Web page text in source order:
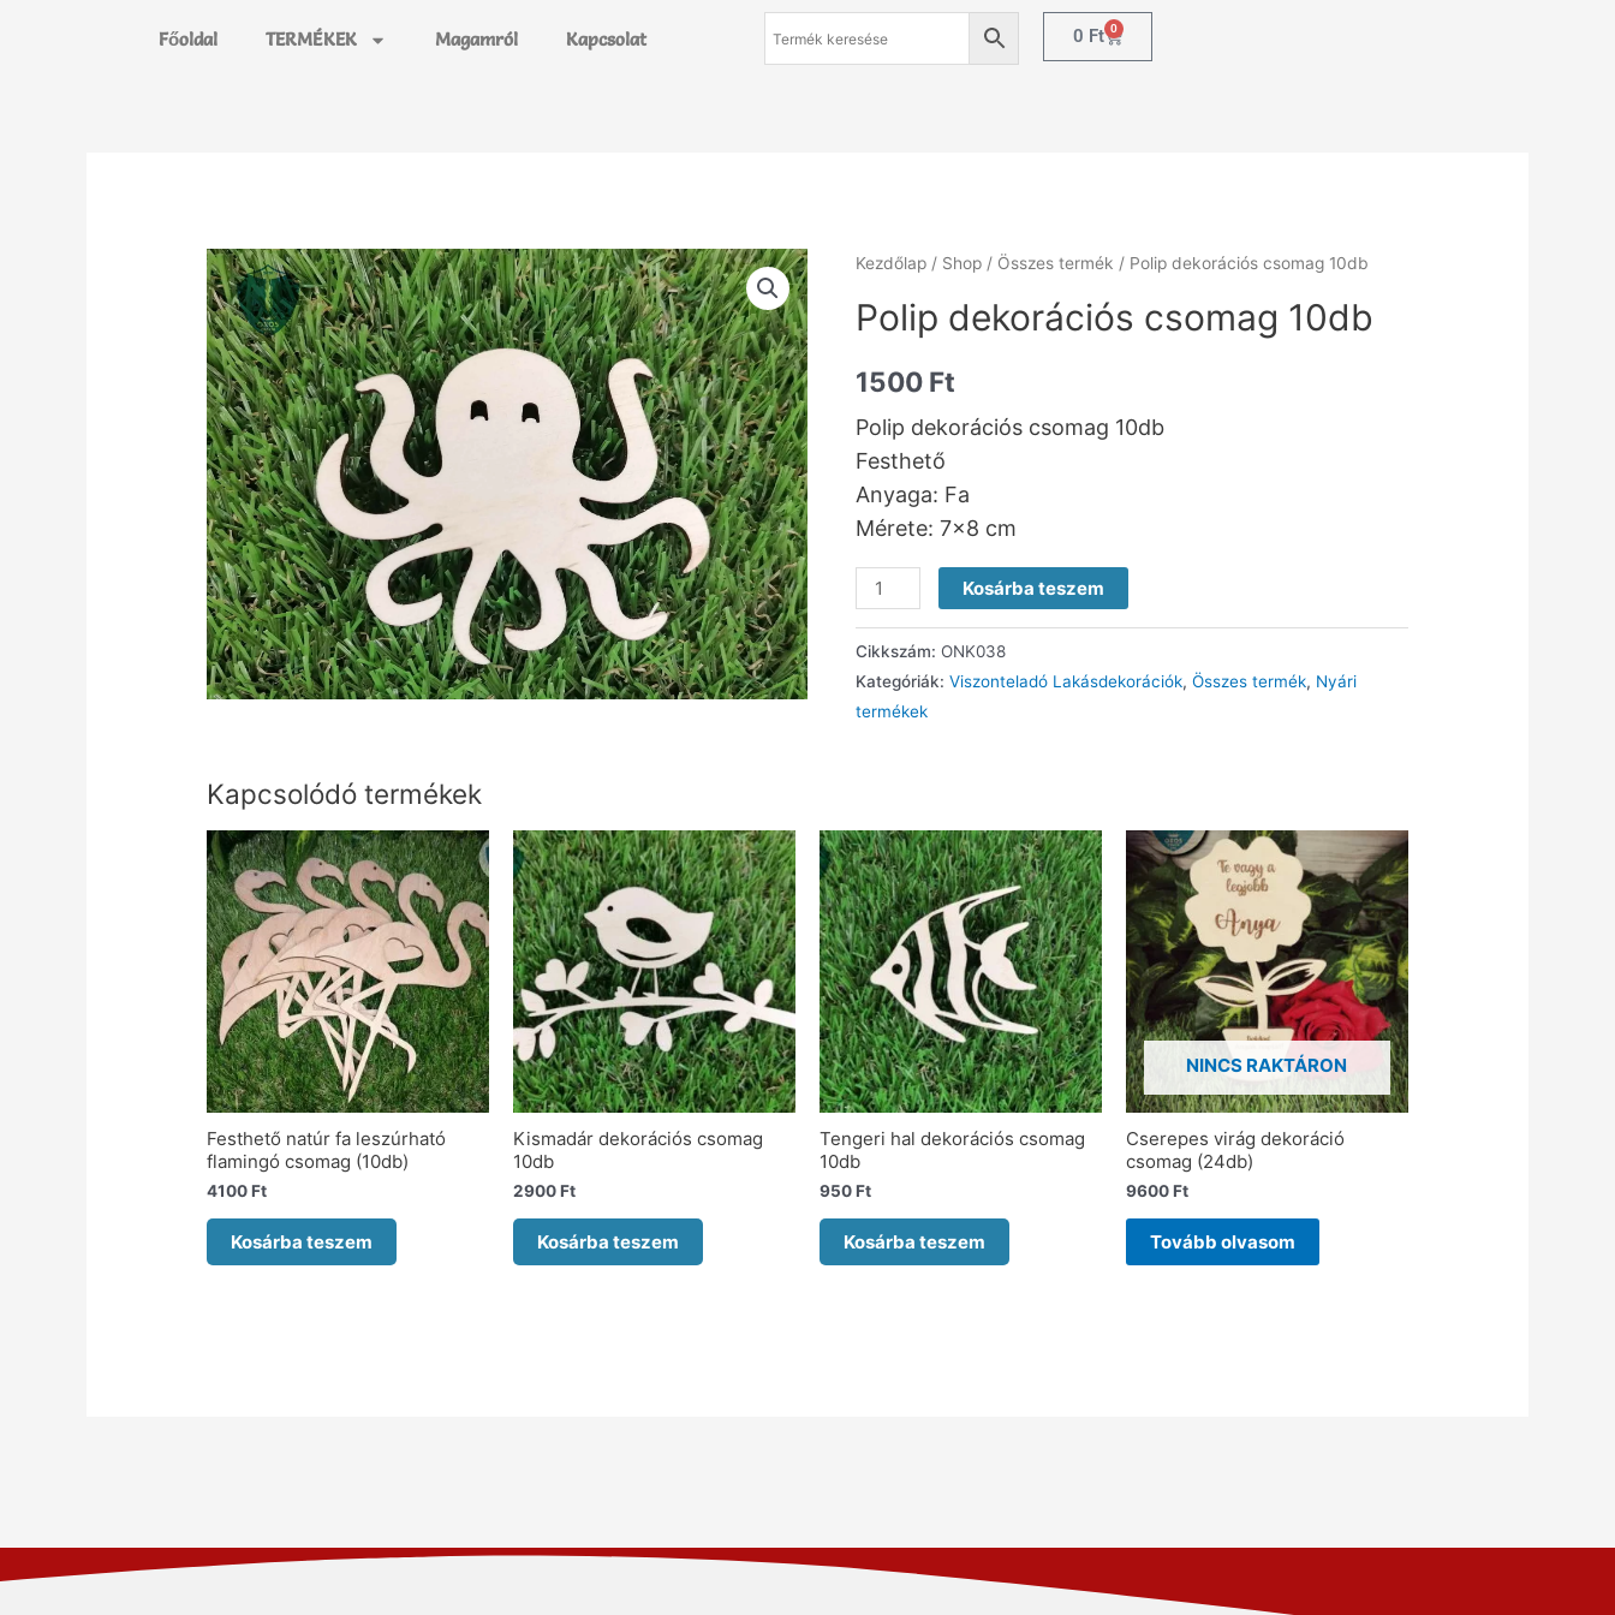
Főoldal TERMÉKEK Magamról Kapcsolat 0 Ft 0
Kezdőlap / Shop / Összes termék / Polip dekorációs csomag 10db
Polip dekorációs csomag 10db
1500 Ft
Polip dekorációs csomag 10db
Festhető
Anyaga: Fa
Mérete: 7×8 cm
Kosárba teszem
Cikkszám: ONK038
Kategóriák: Viszonteladó Lakásdekorációk, Összes termék, Nyári
termékek
Kapcsolódó termékek
Festhető natúr fa leszúrható
flamingó csomag (10db)
4100Ft
Kosárba teszem
Kismadár dekorációs csomag
10db
2900Ft
Kosárba teszem
Tengeri hal dekorációs csomag
10db
950Ft
Kosárba teszem
NINCS RAKTÁRON
Cserepes virág dekoráció
csomag (24db)
9600Ft
Tovább olvasom